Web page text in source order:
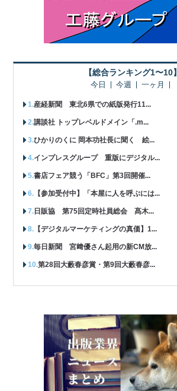
【総合ランキング1〜10】
今日 今週 一ヶ月
産経新聞 東北6県での紙版発行11...
講談社 トップレベルドメイン「.m...
ひかりのくに 岡本功社長に聞く 絵...
インプレスグループ 重版にデジタル...
書店フェア競う「BFC」第3回開催...
【参加受付中】「本屋に人を呼ぶには...
日販協 第75回定時社員総会 髙木...
【デジタルマーケティングの真価】1...
毎日新聞 宮﨑優さん起用の新CM放...
第28回大藪春彦賞・第9回大藪春彦...